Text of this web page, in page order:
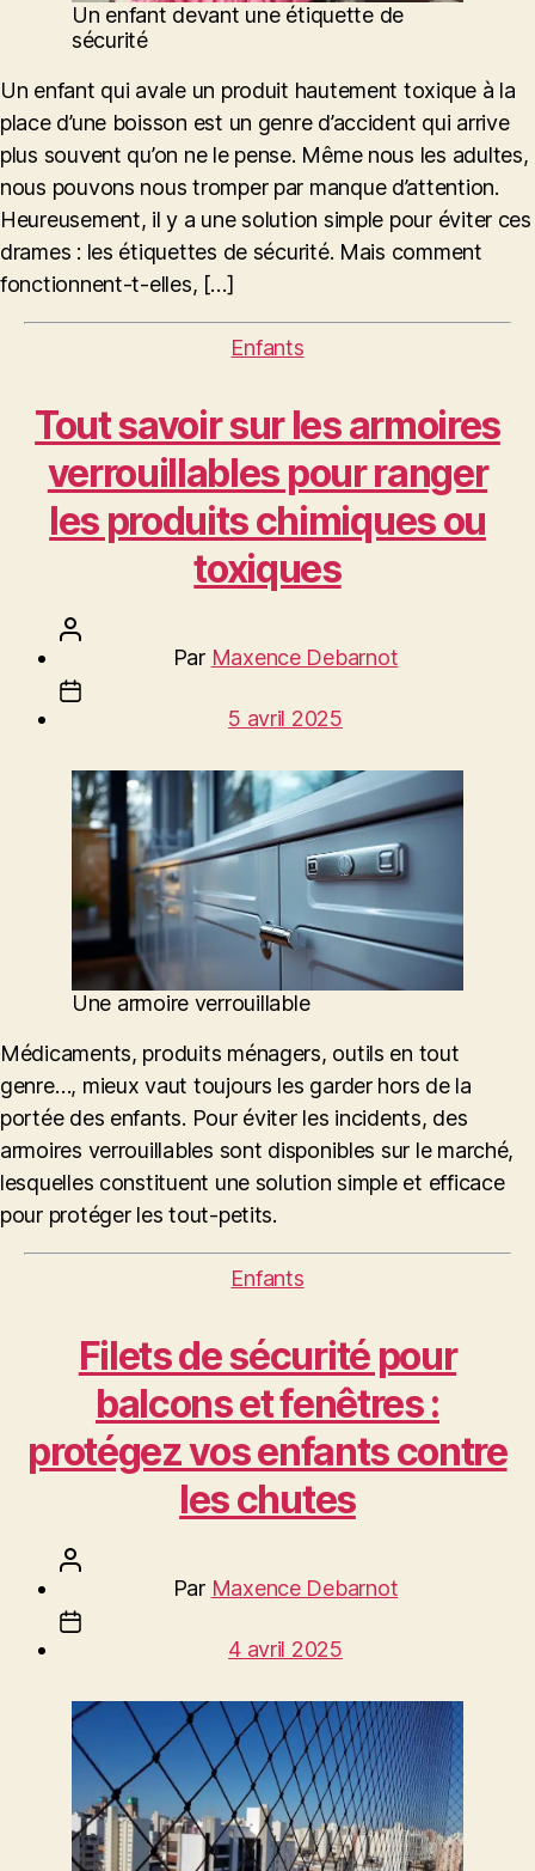
Un enfant devant une étiquette de
sécurité
Un enfant qui avale un produit hautement toxique à la
place d’une boisson est un genre d’accident qui arrive
plus souvent qu’on ne le pense. Même nous les adultes,
nous pouvons nous tromper par manque d’attention.
Heureusement, il y a une solution simple pour éviter ces
drames : les étiquettes de sécurité. Mais comment
fonctionnent-t-elles, […]
Catégories
Enfants
Tout savoir sur les armoires
verrouillables pour ranger
les produits chimiques ou
toxiques
de
Par Maxence Debarnot
de
5 avril 2025
Une armoire verrouillable
Médicaments, produits ménagers, outils en tout
genre…, mieux vaut toujours les garder hors de la
portée des enfants. Pour éviter les incidents, des
armoires verrouillables sont disponibles sur le marché,
lesquelles constituent une solution simple et efficace
pour protéger les tout-petits.
Catégories
Enfants
Filets de sécurité pour
balcons et fenêtres :
protégez vos enfants contre
les chutes
de
Par Maxence Debarnot
de
4 avril 2025